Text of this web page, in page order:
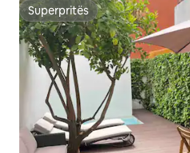
Superpritës
Superpritës